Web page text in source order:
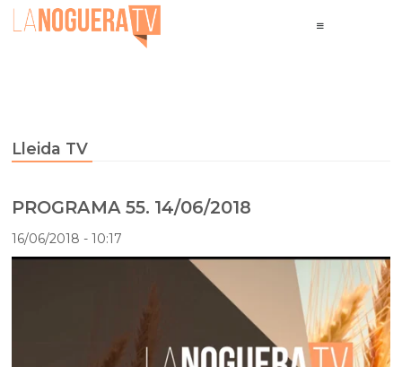
Lleida TV
PROGRAMA 55. 14/06/2018
16/06/2018- 10:17